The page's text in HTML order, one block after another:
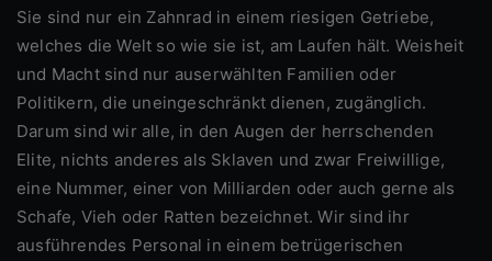
Sie sind nur ein Zahnrad in einem riesigen Getriebe,
welches die Welt so wie sie ist, am Laufen hält. Weisheit
und Macht sind nur auserwählten Familien oder
Politikern, die uneingeschränkt dienen, zugänglich.
Darum sind wir alle, in den Augen der herrschenden
Elite, nichts anderes als Sklaven und zwar Freiwillige,
eine Nummer, einer von Milliarden oder auch gerne als
Schafe, Vieh oder Ratten bezeichnet. Wir sind ihr
ausführendes Personal in einem betrügerischen